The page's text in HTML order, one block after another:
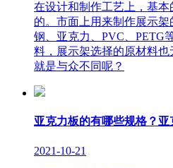
在设计和制作工艺上，基
的。市面上用来制作展示
钢、亚克力、PVC、PETG
料，展示架选择的原材料
就是与众不同呢？
亚克力板的有哪些规格？亚
2021-10-21